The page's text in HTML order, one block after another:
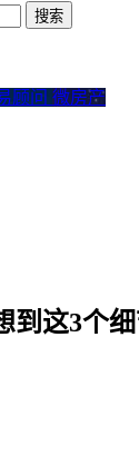
顾问 微房产
没想
到这3个